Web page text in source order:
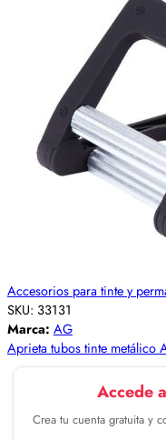
Accesorios para tinte y
SKU: 33131
Marca: AG
Aprieta tubos tinte metálico
Accede
Crea tu cuenta gratuita y